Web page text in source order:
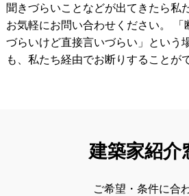
聞きづらいことなどが出てきたら私
お気軽にお問い合わせください。
「
づらいけど直接言いづらい」という
も、私たち経由でお断りすることが
建築家紹介
ご希望・条件に合